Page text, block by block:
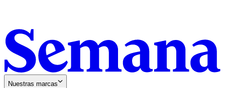
Nuestras marcas